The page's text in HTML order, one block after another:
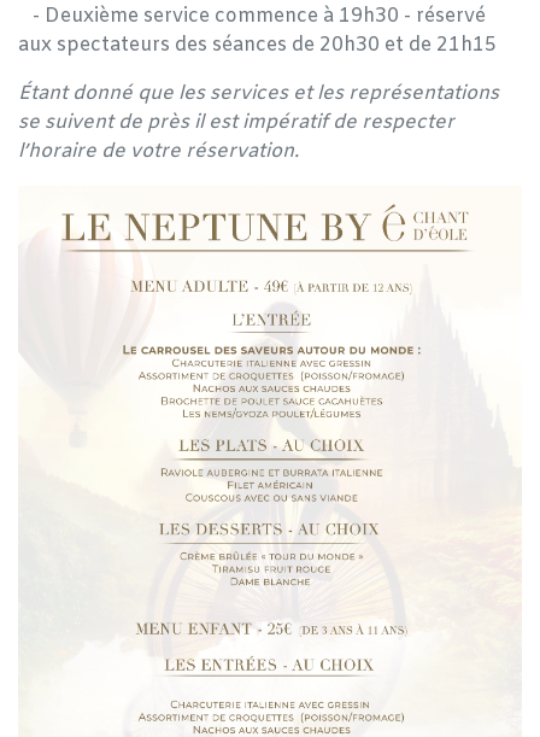
​- Deuxième service commence à 19h30 - réservé
aux spectateurs des séances de 20h30 et de 21h15
Étant donné que les services et les représentations
se suivent de près il est impératif de respecter
l’horaire de votre réservation.